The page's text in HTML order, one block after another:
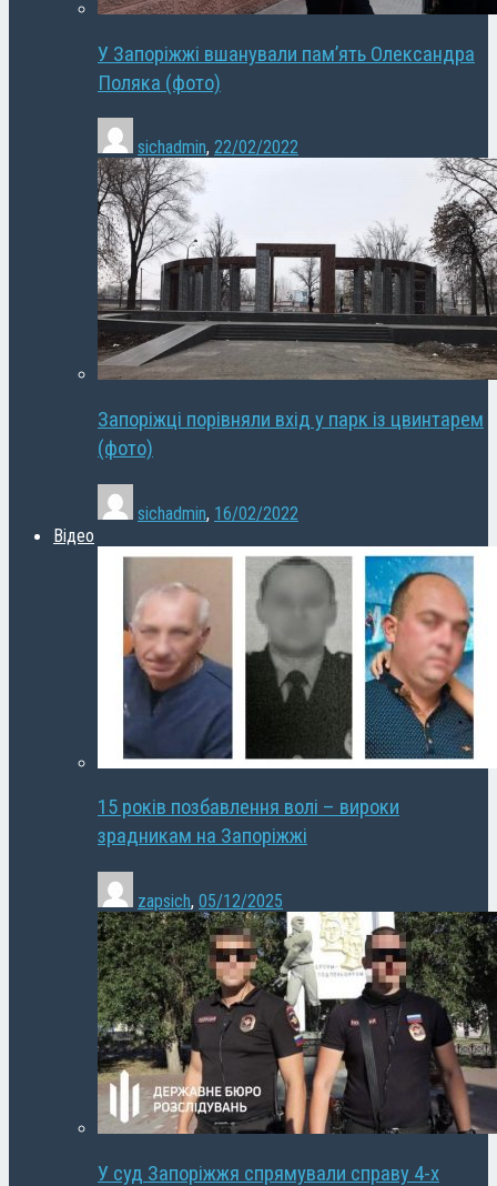
У Запоріжжі вшанували пам’ять Олександра
Поляка (фото)
sichadmin, 22/02/2022
Запоріжці порівняли вхід у парк із цвинтарем
(фото)
sichadmin, 16/02/2022
Відео
15 років позбавлення волі – вироки
зрадникам на Запоріжжі
zapsich, 05/12/2025
У суд Запоріжжя спрямували справу 4-х